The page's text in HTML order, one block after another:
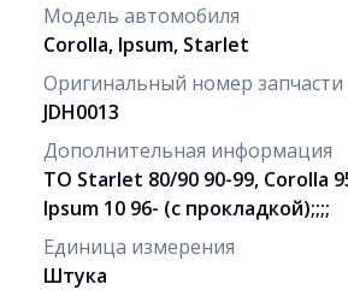
Модель автомобиля
Corolla, Ipsum, Starlet
Оригинальный номер запчасти
JDH0013
Дополнительная информация
TO Starlet 80/90 90-99, Corolla
Ipsum 10 96- (с прокладкой);;;;
Единица измерения
Штука